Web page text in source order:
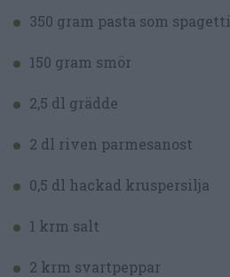
350 gram pasta som spagetti
150 gram smör
2,5 dl grädde
2 dl riven parmesanost
0,5 dl hackad kruspersilja
1 krm salt
2 krm svartpeppar